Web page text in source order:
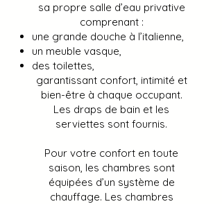
sa propre salle d’eau privative
comprenant :
une grande douche à l’italienne,
un meuble vasque,
des toilettes,
garantissant confort, intimité et
bien-être à chaque occupant.
Les draps de bain et les
serviettes sont fournis.
Pour votre confort en toute
saison, les chambres sont
équipées d’un système de
chauffage. Les chambres